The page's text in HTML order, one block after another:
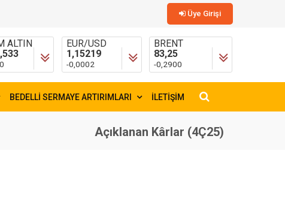
Üye Girişi
ALTIN
EUR/USD
1,15219
-0,0002
BRENT
83,25
-0,2900
BEDELLİ SERMAYE ARTIRIMLARI İLETİŞİM
×
Açıklanan Kârlar (4Ç25)